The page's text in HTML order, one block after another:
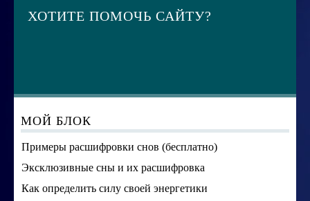
ХОТИТЕ ПОМОЧЬ САЙТУ?
МОЙ БЛОК
Примеры расшифровки снов (бесплатно)
Эксклюзивные сны и их расшифровка
Как определить силу своей энергетики